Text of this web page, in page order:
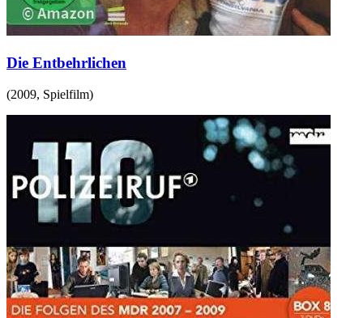
Die Entbehrlichen
(2009, Spielfilm)